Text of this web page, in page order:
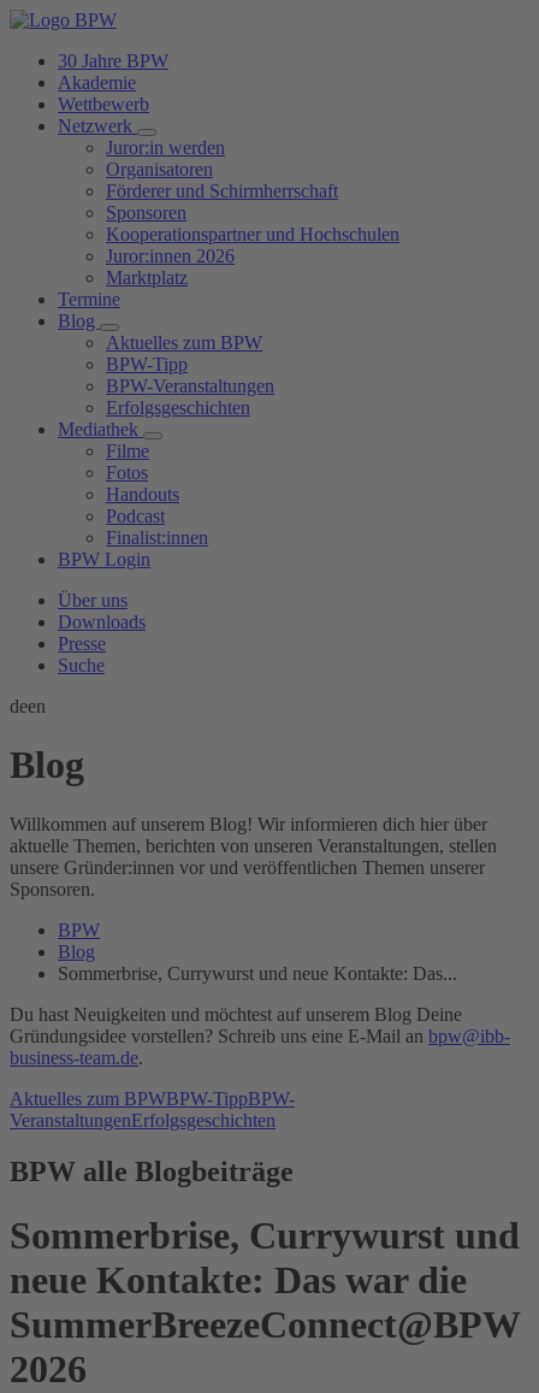
30 Jahre BPW
Akademie
Wettbewerb
Netzwerk
Juror:in werden
Organisatoren
Förderer und Schirmherrschaft
Sponsoren
Kooperationspartner und Hochschulen
Juror:innen 2026
Marktplatz
Termine
Blog
Aktuelles zum BPW
BPW-Tipp
BPW-Veranstaltungen
Erfolgsgeschichten
Mediathek
Filme
Fotos
Handouts
Podcast
Finalist:innen
BPW Login
Über uns
Downloads
Presse
Suche
deen
Blog
Willkommen auf unserem Blog! Wir informieren dich hier über
aktuelle Themen, berichten von unseren Veranstaltungen, stellen
unsere Gründer:innen vor und veröffentlichen Themen unserer
Sponsoren.
BPW
Blog
Sommerbrise, Currywurst und neue Kontakte: Das...
Du hast Neuigkeiten und möchtest auf unserem Blog Deine
Gründungsidee vorstellen? Schreib uns eine E-Mail an bpw@ibb-
business-team.de.
Aktuelles zum BPWBPW-TippBPW-
VeranstaltungenErfolgsgeschichten
BPW alle Blogbeiträge
Sommerbrise, Currywurst und
neue Kontakte: Das war die
SummerBreezeConnect@BPW
2026